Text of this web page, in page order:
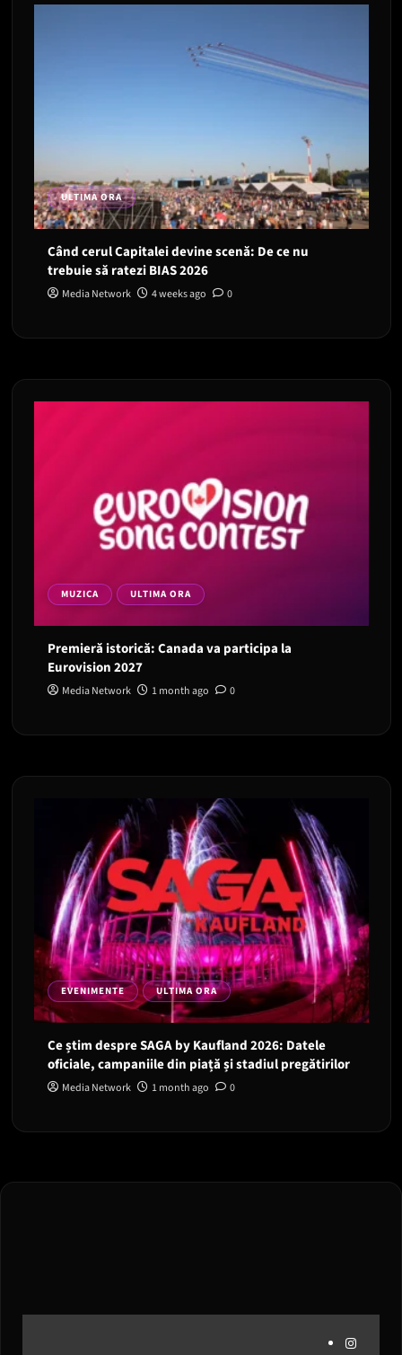
ULTIMA ORA
Când cerul Capitalei devine scenă: De ce nu
trebuie să ratezi BIAS 2026
Media Network 4 weeks ago 0
MUZICA ULTIMA ORA
Premieră istorică: Canada va participa la
Eurovision 2027
Media Network 1 month ago 0
EVENIMENTE ULTIMA ORA
Ce știm despre SAGA by Kaufland 2026: Datele
oficiale, campaniile din piață și stadiul pregătirilor
Media Network 1 month ago 0
Instagram